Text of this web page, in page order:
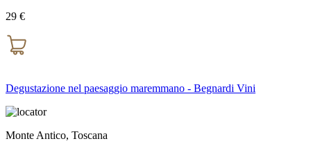
29 €
Degustazione nel paesaggio maremmano - Begnardi Vini
Monte Antico, Toscana